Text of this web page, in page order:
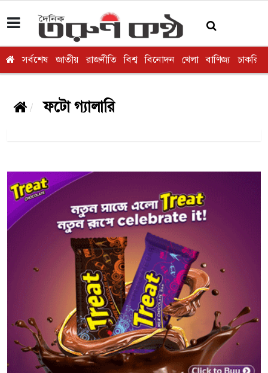
সর্বশেষ জাতীয় রাজনীতি বিশ্ব বিনোদন খেলা বাণিজ্য চাকরি
ফটো গ্যালারি